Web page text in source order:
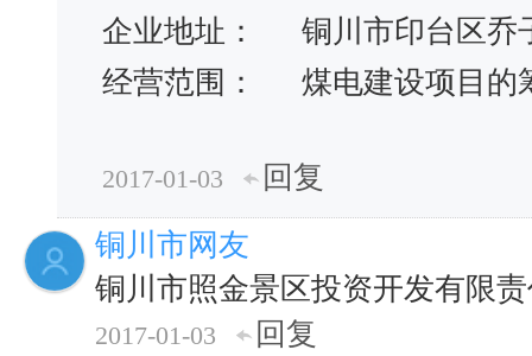
企业地址：
铜川市印台区乔
经营范围：
煤电建设项目的
2017-01-03
回复
铜川市网友
铜川市照金景区投资开发有限
2017-01-03
回复